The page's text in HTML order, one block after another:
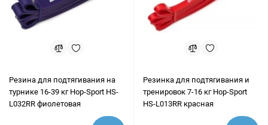
Резина для подтягивания на
турнике 16-39 кг Hop-Sport HS-
L032RR фиолетовая
Резинка для подтягивания и
тренировок 7-16 кг Hop-Sport
HS-L013RR красная